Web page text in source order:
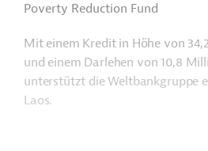
Poverty Reduction Fund
Mit einem Kredit in Höhe von
und einem Darlehen von 10,8
unterstützt die Weltbankgruppe
Laos.